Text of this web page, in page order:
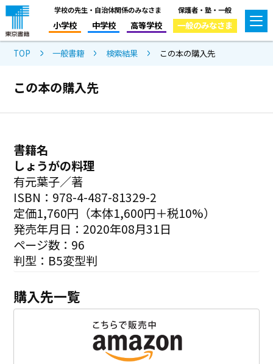
学校の先生・自治体関係のみなさま
小学校 中学校 高等学校
保護者・塾・一般
一般のみなさま
TOP 一般書籍 検索結果 この本の購入先
この本の購入先
書籍名
しょうがの料理
有元葉子／著
ISBN：978-4-487-81329-2
定価1,760円（本体1,600円＋税10%）
発売年月日：2020年08月31日
ページ数：96
判型：B5変型判
購入先一覧